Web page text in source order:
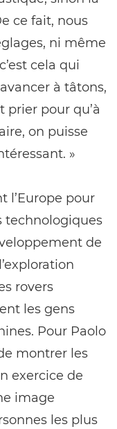
ce fait, nous
ni même
cela qui
à tâtons,
prier pour qu’à
on puisse
»
l’Europe pour
technologiques
de
rovers
les gens
Pour Paolo
montrer les
exercice de
image
les plus